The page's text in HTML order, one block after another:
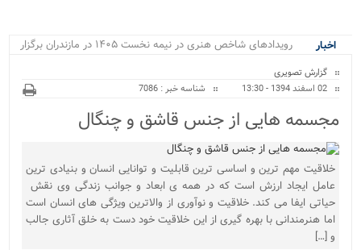
اخبار
اجرا.
گزارش تصویری
02 اسفند 1394 - 13:30
شناسه خبر : 7086
مجسمه هایی از جنس قاشق و چنگال
خلاقیت مهم ترین و اساسی ترین قابلیت و توانایی انسان و بنیادی ترین
عامل ایجاد ارزش است که در همه ی ابعاد و جوانب زندگی وی نقش
حیاتی ایفا می کند. خلاقیت و نوآوری از والاترین ویژگی های انسان است
اما هنرمندانی با بهره گیری از این خلاقیت خود دست به خلق آثاری جالب
و […]